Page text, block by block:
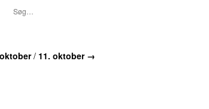
/ 11. oktober →